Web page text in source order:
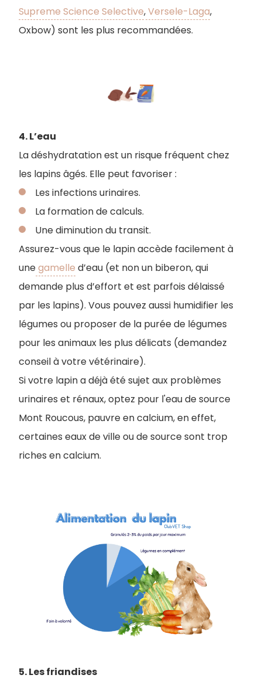
Supreme Science Selective,Versele-Laga,
Oxbow) sont les plus recommandées.
4. L’eau
La déshydratation est un risque fréquent chez
les lapins âgés. Elle peut favoriser :
Les infections urinaires.
La formation de calculs.
Une diminution du transit.
Assurez-vous que le lapin accède facilement à
unegamelle d’eau (et non un biberon, qui
demande plus d’effort et est parfois délaissé
par les lapins). Vous pouvez aussi humidifier les
légumes ou proposer de la purée de légumes
pour les animaux les plus délicats (demandez
conseil à votre vétérinaire).
Si votre lapin a déjà été sujet aux problèmes
urinaires et rénaux, optez pour l'eau de source
Mont Roucous, pauvre en calcium, en effet,
certaines eaux de ville ou de source sont trop
riches en calcium.
5. Les friandises